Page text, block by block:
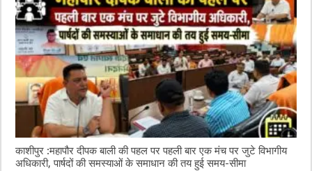
काशीपुर :महापौर दीपक बाली की पहल पर पहली बार एक मंच पर जुटे विभागीय
अधिकारी, पार्षदों की समस्याओं के समाधान की तय हुई समय-सीमा